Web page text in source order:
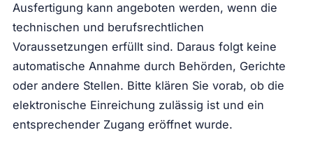
Ausfertigung kann angeboten werden, wenn die
technischen und berufsrechtlichen
Voraussetzungen erfüllt sind. Daraus folgt keine
automatische Annahme durch Behörden, Gerichte
oder andere Stellen. Bitte klären Sie vorab, ob die
elektronische Einreichung zulässig ist und ein
entsprechender Zugang eröffnet wurde.